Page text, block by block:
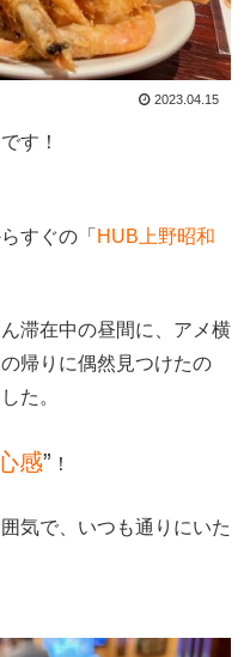
2023.04.15
す！
すぐの「 HUB上野昭和
ん滞在中の昼間に、アメ横
帰りに偶然見つけたの
た。
感” ！
気で、いつも通りにいた